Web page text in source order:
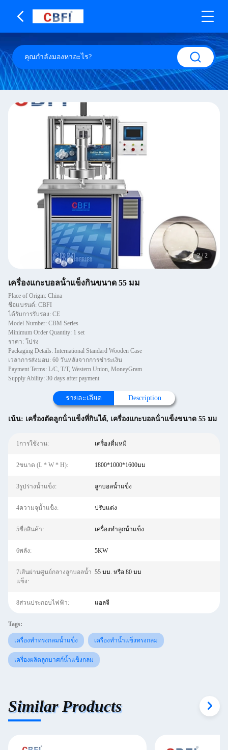
2/2
เครื่องแกะบอลน้ําแข็งกินขนาด 55 มม
Place of Origin: China
ชื่อแบรนด์: CBFI
ได้รับการรับรอง: CE
Model Number: CBM Series
Minimum Order Quantity: 1 set
ราคา: โปร่ง
Packaging Details: International Standard Wooden Case
เวลาการส่งมอบ: 60 วันหลังจากการชําระเงิน
Payment Terms: L/C, T/T, Western Union, MoneyGram
Supply Ability: 30 days after payment
รายละเอียด Description
เน้น: เครื่องตัดลูกน้ําแข็งที่กินได้, เครื่องแกะบอลน้ําแข็งขนาด 55 มม
1การใช้งาน: เครื่องดื่มหมี
2ขนาด (L * W * H): 1800*1000*1600มม
3รูปร่างน้ำแข็ง: ลูกบอลน้ำแข็ง
4ความจุน้ำแข็ง: ปรับแต่ง
5ชื่อสินค้า: เครื่องทําลูกน้ําแข็ง
6พลัง: 5KW
7เส้นผ่านศูนย์กลางลูกบอลน้ำ
แข็ง:
55 มม. หรือ 80 มม
8ส่วนประกอบไฟฟ้า: แอลจี
Tags:
เครื่องทำทรงกลมน้ำแข็ง เครื่องทำน้ำแข็งทรงกลม
เครื่องผลิตลูกบาศก์น้ำแข็งกลม
Similar Products